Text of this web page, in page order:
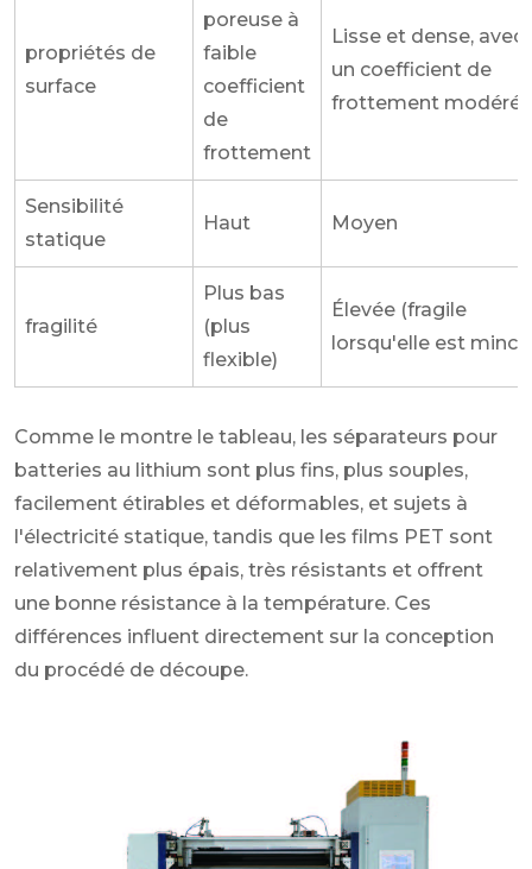
propriétés de
surface
poreuse à
faible
coefficient
de
frottement
Lisse et dense, avec
un coefficient de
frottement modéré
Sensibilité
statique
Haut Moyen
fragilité
Plus bas
(plus
flexible)
Élevée (fragile
lorsqu'elle est
Comme le montre le tableau, les séparateurs pour
batteries au lithium sont plus fins, plus souples,
facilement étirables et déformables, et sujets à
l'électricité statique, tandis que les films PET sont
relativement plus épais, très résistants et offrent
une bonne résistance à la température. Ces
différences influent directement sur la conception
du procédé de découpe.